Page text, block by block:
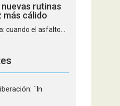
nuevas rutinas
más cálido
cuando el asfalto...
´In